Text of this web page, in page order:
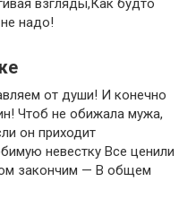
взгляды,Как будто
надо!
от души! И конечно
Чтоб не обижала мужа,
он приходит
невестку Все ценили
закончим — В общем